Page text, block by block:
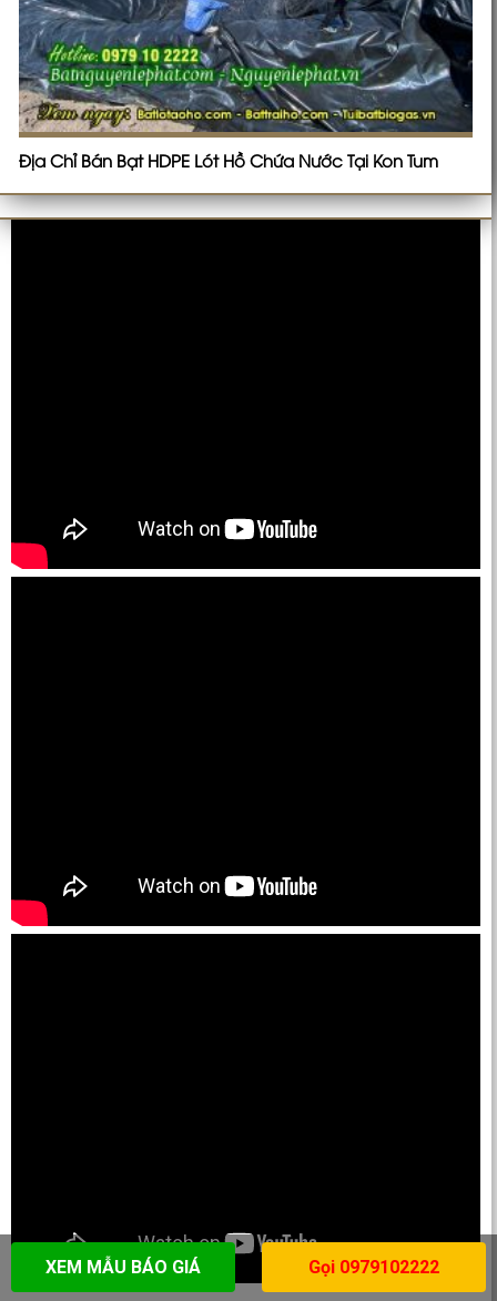
Địa Chỉ Bán Bạt HDPE Lót Hồ Chứa Nước Tại Kon Tum
XEM MẪU BÁO GIÁ Gọi 0979102222